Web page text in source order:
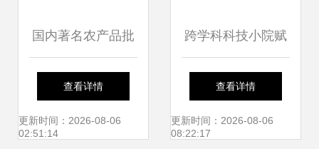
国内著名农产品批
发市场大盘点 汇聚
水土，流淌烟火气
查看详情
更新时间：2026-08-06
02:51:14
跨学科科技小院赋
能乡村振兴 中国农
业大学人发学院与
查看详情
更新时间：2026-08-06
08:22:17